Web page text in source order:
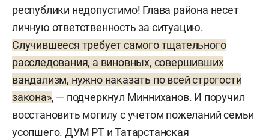
республики недопустимо! Глава района несет
личную ответственность за ситуацию.
Случившееся требует самого тщательного
расследования, а виновных, совершивших
вандализм, нужно наказать по всей строгости
закона», — подчеркнул Минниханов. И поручил
восстановить могилу с учетом пожеланий семьи
усопшего. ДУМ РТ и Татарстанская